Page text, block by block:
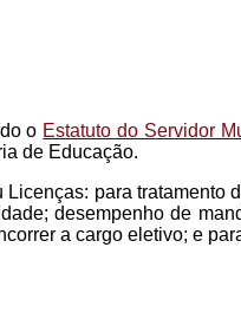
o Estatuto do Servidor
de Educação.
para
desempenho de
a cargo eletivo; e